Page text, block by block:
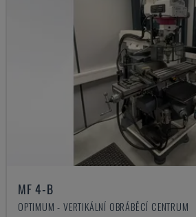
MF 4-B
OPTIMUM - VERTIKÁLNÍ OBRÁBĚCÍ CENTRUM